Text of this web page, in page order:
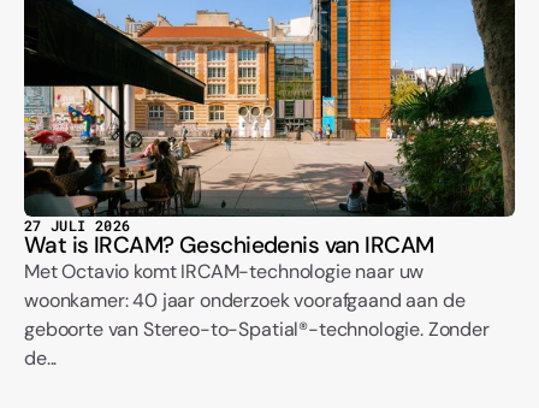
27 JULI 2026
Wat is IRCAM? Geschiedenis van IRCAM
Met Octavio komt IRCAM-technologie naar uw
woonkamer: 40 jaar onderzoek voorafgaand aan de
geboorte van Stereo-to-Spatial®-technologie. Zonder
de...